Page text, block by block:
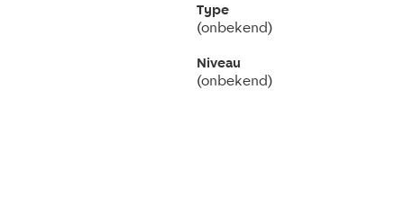
Type
(onbekend)
Niveau
(onbekend)